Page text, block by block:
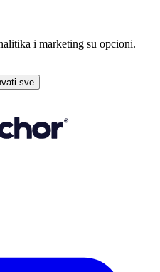
i marketing su opcioni.
sve